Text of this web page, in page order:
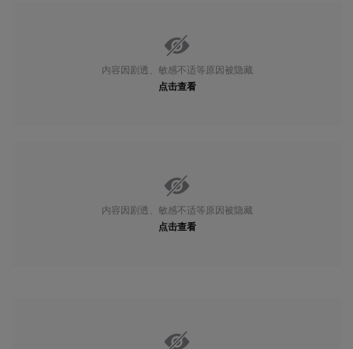
内容因剧透、敏感不适等原因被隐藏
点击查看
内容因剧透、敏感不适等原因被隐藏
点击查看